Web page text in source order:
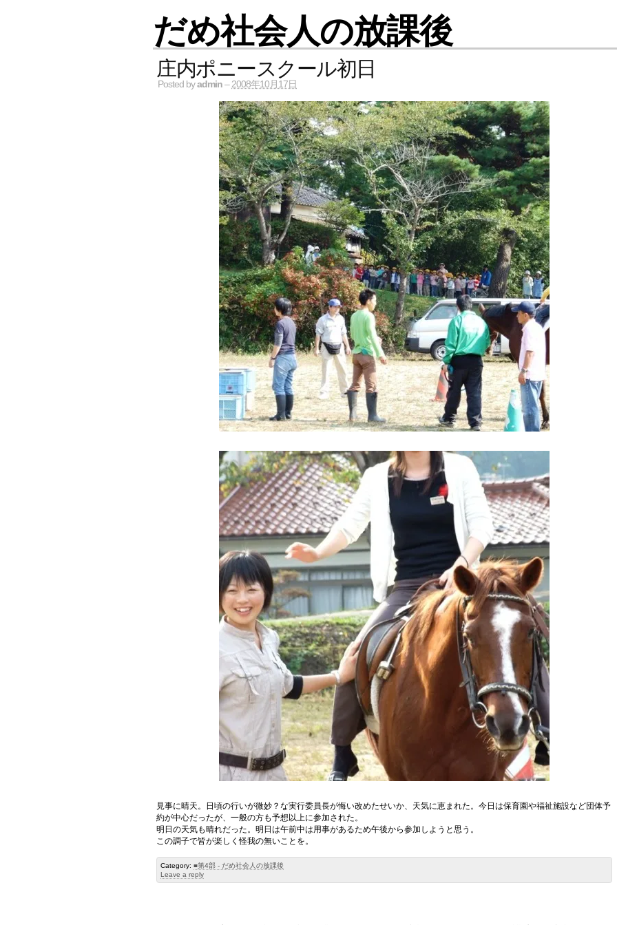
だめ社会人の放課後
庄内ポニースクール初日
Posted byadmin –2008年10月17日
見事に晴天。日頃の行いが微妙？な実行委員長が悔い改めたせいか、天気に恵まれた。今日は保育園や福祉施設など団体予
約が中心だったが、一般の方も予想以上に参加された。
明日の天気も晴れだった。明日は午前中は用事があるため午後から参加しようと思う。
この調子で皆が楽しく怪我の無いことを。
Category: ■第4部 - だめ社会人の放課後
Leave a reply